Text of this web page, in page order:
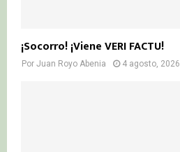
¡Socorro! ¡Viene VERI FACTU!
Por Juan Royo Abenia 4 agosto, 2026